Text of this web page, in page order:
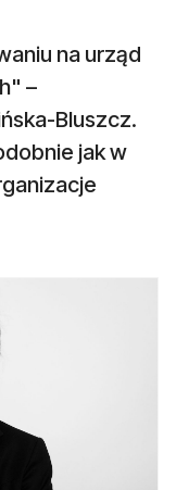
na urząd
–
Bluszcz.
jak w